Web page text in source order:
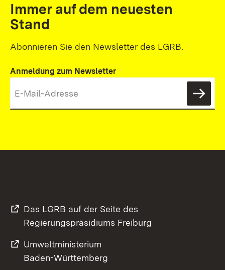
Immer auf dem neuesten
Stand
Abonnieren Sie den Newsletter des LGRB.
Anmeldung zum Newsletter
Das LGRB auf der Seite des
Regierungspräsidiums Freiburg
Umweltministerium
Baden-Württemberg